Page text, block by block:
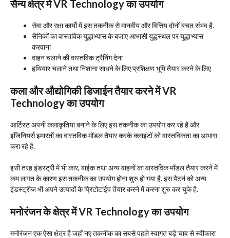
सैन्य क्षेत्र मेंVR Technologyका उपयोग
सेवा और रक्षा कार्यो में इस तकनीक से मानवीय और वित्तिय दोनों बचत संभव है.
सैनिकों का वास्तविक युद्धाभ्यास के बजाए आभासी युद्धस्थल पर युद्धाभ्यास
करवाना
वाहन चलाने की वास्तविक ट्रैनिंग देना
हथियार चलाने तथा निशाना साधने के लिए प्रशिक्षण भूमि तैयार करने के लिए
कला और औद्योगिकी डिजाईन तैयार करने मेंVR
Technologyका उपयोग
आर्टिस्ट अपनी कलाकृतिया बनाने के लिए इस तकनीक का उपयोग कर रहे है और
इंजिनियर्स इमारतों का वास्तविक मॉडल तैयार करके क्लाइंटों को वास्तविकता का आभास
करा रहे है.
इसी तरह इंडस्ट्री में भी कार, बाईक तथा अन्य वाहनों का वास्तविक मॉडल तैयार करने में
कम लागत के कारण इस तकनीक का उपयोग होना शुरु हो गया है. इस पैटर्न को अन्य
इंडस्ट्रीज भी अपने उत्पादों के प्रिटोटाईप तैयार करने में करना शुरु कर चुके है.
मनोरंजन के क्षेत्र मेंVR Technologyका उपयोग
मनोरंजन एक ऐसा क्षेत्र है जहाँ नए तकनीक का सबसे पहले स्वागत बड़े चाव से स्वीकारा